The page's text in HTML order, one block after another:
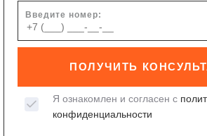
Введите номер:
ПОЛУЧИТЬ
Я ознакомлен и согласен с
конфиденциальности